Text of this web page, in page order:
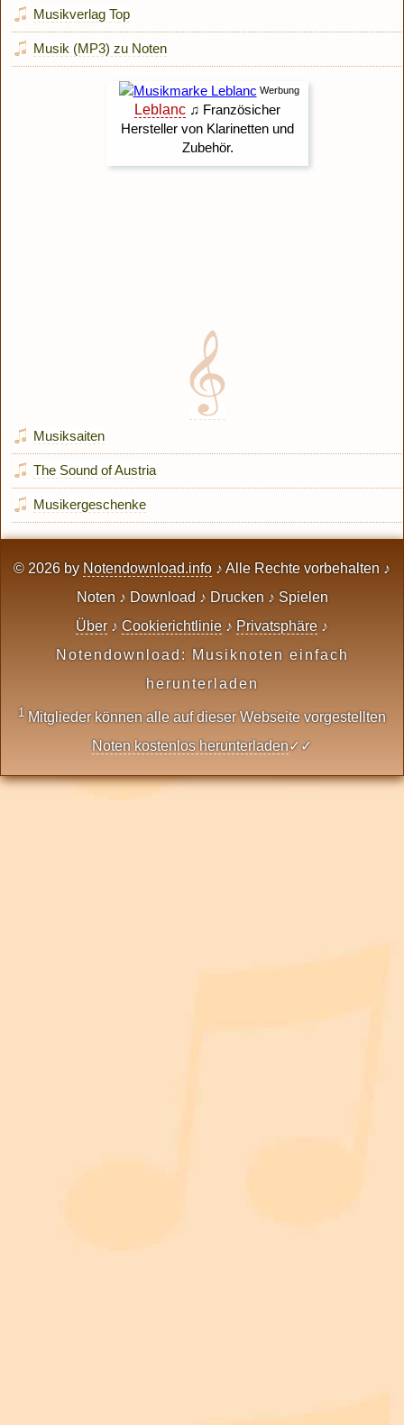
Musikverlag Top
Musik (MP3) zu Noten
Musiksaiten
The Sound of Austria
Musikergeschenke
© 2026 by Notendownload.info ♪ Alle Rechte vorbehalten ♪
Noten ♪ Download ♪ Drucken ♪ Spielen
Über ♪ Cookierichtlinie ♪ Privatsphäre ♪
Notendownload: Musiknoten einfach
herunterladen
1 Mitglieder können alle auf dieser Webseite vorgestellten
Noten kostenlos herunterladen✓✓